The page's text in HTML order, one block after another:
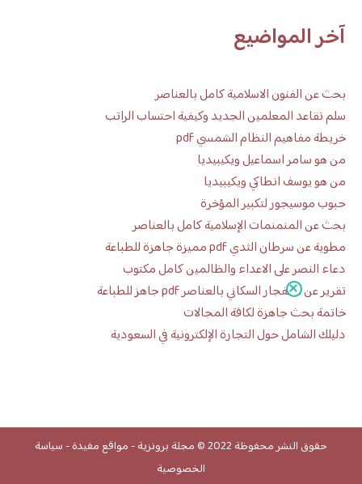
آخر المواضيع
بحث عن الفنون الاسلامية كامل بالعناصر
سلم تقاعد المعلمين الجديد وكيفية احتساب الراتب
خريطة مفاهيم النظام الشمسي pdf
من هو سامر اسماعيل ويكيبيديا
من هو يوسف انطاكي ويكيبيديا
حبوب موسيجور لتكبير المؤخرة
بحث عن المنمنمات الإسلامية كامل بالعناصر
مطوية عن سرطان الثدي pdf مميزة جاهزة للطباعة
دعاء النصر على الاعداء والظالمين كامل مكتوب
تقرير عن الانفجار السكاني بالعناصر pdf جاهز للطباعة
خاتمة بحث جاهزة لكافة المجالات
دليلك الشامل حول التجارة الإلكترونية في السعودية
حقوق النشر محفوظة 2022 © مجلة برونزية-مواقع مفيدة-سياسة
الخصوصية